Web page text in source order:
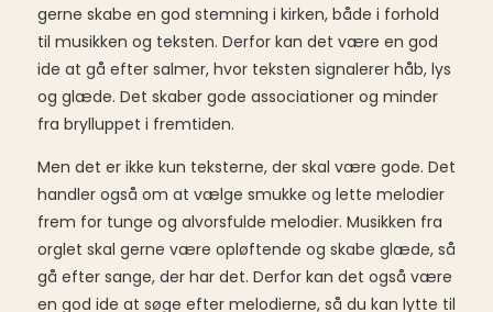
gerne skabe en god stemning i kirken, både i forhold
til musikken og teksten. Derfor kan det være en god
ide at gå efter salmer, hvor teksten signalerer håb, lys
og glæde. Det skaber gode associationer og minder
fra brylluppet i fremtiden.
Men det er ikke kun teksterne, der skal være gode. Det
handler også om at vælge smukke og lette melodier
frem for tunge og alvorsfulde melodier. Musikken fra
orglet skal gerne være opløftende og skabe glæde, så
gå efter sange, der har det. Derfor kan det også være
en god ide at søge efter melodierne, så du kan lytte til